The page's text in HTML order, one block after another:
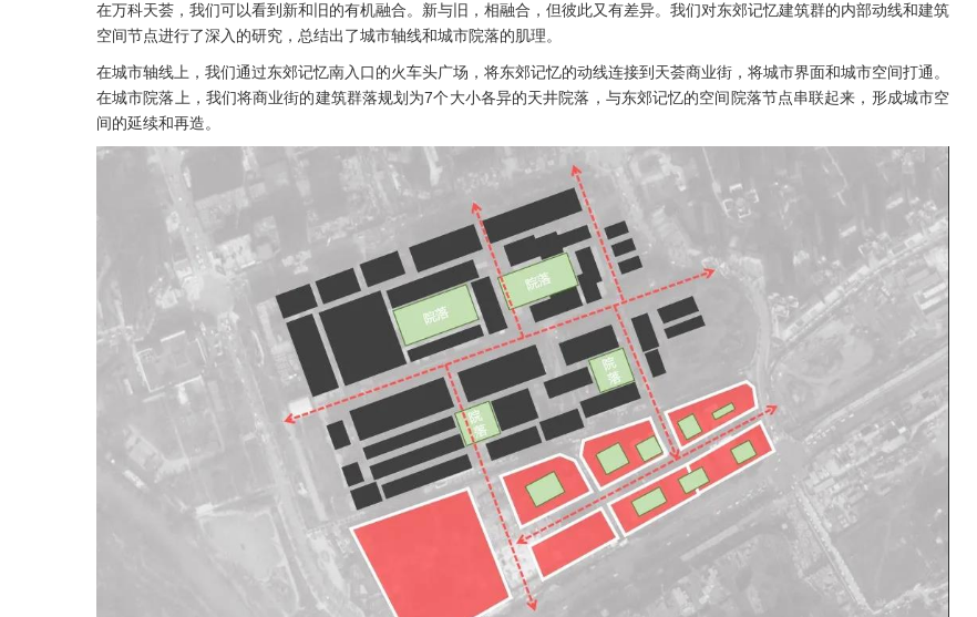
在万科天荟，我们可以看到新和旧的有机融合。新与旧，相融合，但彼此又有差异。我们对东郊记忆建筑群的内部动线和建筑
空间节点进行了深入的研究，总结出了城市轴线和城市院落的肌理。
在城市轴线上，我们通过东郊记忆南入口的火车头广场，将东郊记忆的动线连接到天荟商业街，将城市界面和城市空间打通。
在城市院落上，我们将商业街的建筑群落规划为7个大小各异的天井院落，与东郊记忆的空间院落节点串联起来，形成城市空
间的延续和再造。